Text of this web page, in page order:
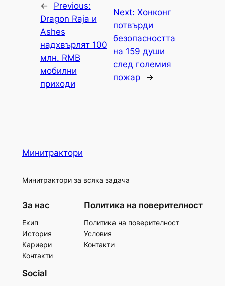
←
Previous:
Dragon Raja и
Ashes
надхвърлят 100
млн. RMB
мобилни
приходи
Next: Хонконг
потвърди
безопасността
на 159 души
след големия
пожар
→
Минитрактори
Минитрактори за всяка задача
За нас
Екип
История
Кариери
Контакти
Политика на поверителност
Политика на поверителност
Условия
Контакти
Social